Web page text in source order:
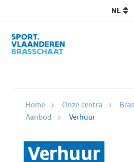
NL
Home Onze centra
Aanbod
Verhuur
Verhuur